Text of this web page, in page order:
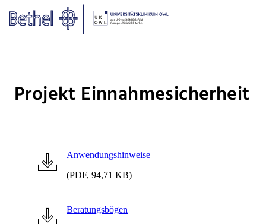
Zum Hauptinhalt springen
Zur Fußzeile springen
Projekt Einnahmesicherheit
Anwendungshinweise
(PDF, 94,71 KB)
Beratungsbögen